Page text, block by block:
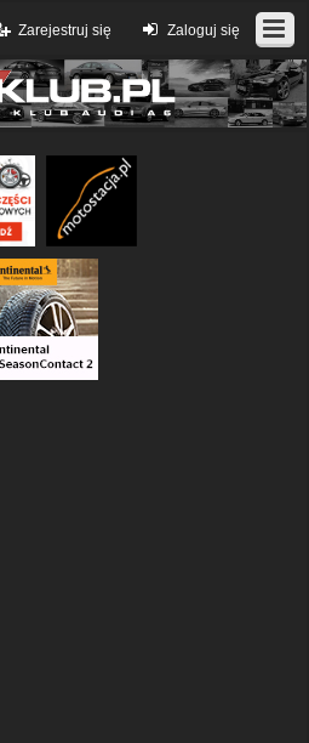
Zaloguj się
Zarejestruj się